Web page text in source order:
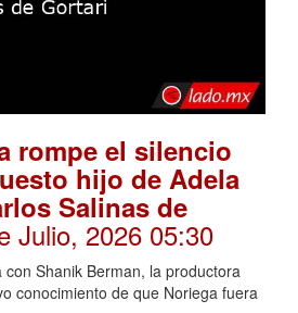
rompe el silencio
hijo de Adela
Salinas de
Julio, 2026 05:30
Shanik Berman, la productora
conocimiento de que Noriega fuera